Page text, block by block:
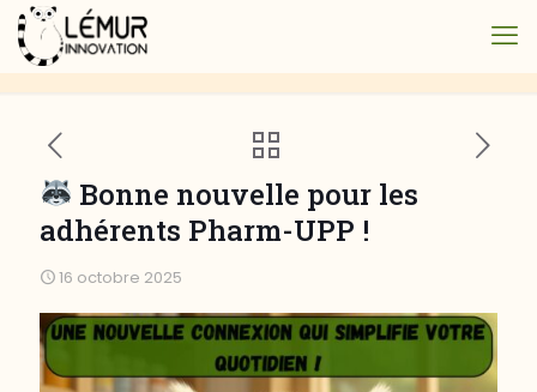
Bonne nouvelle pour les
adhérents Pharm-UPP !
16 octobre 2025